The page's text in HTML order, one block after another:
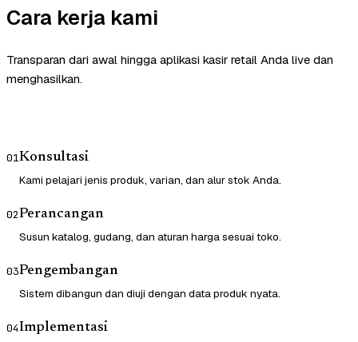
Cara kerja kami
Transparan dari awal hingga aplikasi kasir retail Anda live dan
menghasilkan.
01Konsultasi
Kami pelajari jenis produk, varian, dan alur stok Anda.
02Perancangan
Susun katalog, gudang, dan aturan harga sesuai toko.
03Pengembangan
Sistem dibangun dan diuji dengan data produk nyata.
04Implementasi